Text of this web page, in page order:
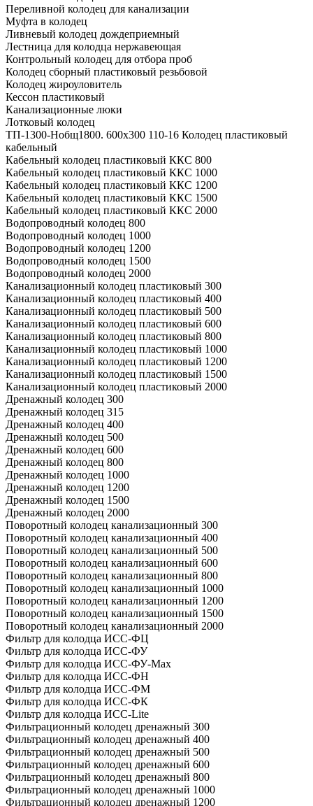
Переливной колодец для канализации
Муфта в колодец
Ливневый колодец дождеприемный
Лестница для колодца нержавеющая
Контрольный колодец для отбора проб
Колодец сборный пластиковый резьбовой
Колодец жироуловитель
Кессон пластиковый
Канализационные люки
Лотковый колодец
ТП-1300-Hобщ1800. 600х300 110-16 Колодец пластиковый
кабельный
Кабельный колодец пластиковый ККС 800
Кабельный колодец пластиковый ККС 1000
Кабельный колодец пластиковый ККС 1200
Кабельный колодец пластиковый ККС 1500
Кабельный колодец пластиковый ККС 2000
Водопроводный колодец 800
Водопроводный колодец 1000
Водопроводный колодец 1200
Водопроводный колодец 1500
Водопроводный колодец 2000
Канализационный колодец пластиковый 300
Канализационный колодец пластиковый 400
Канализационный колодец пластиковый 500
Канализационный колодец пластиковый 600
Канализационный колодец пластиковый 800
Канализационный колодец пластиковый 1000
Канализационный колодец пластиковый 1200
Канализационный колодец пластиковый 1500
Канализационный колодец пластиковый 2000
Дренажный колодец 300
Дренажный колодец 315
Дренажный колодец 400
Дренажный колодец 500
Дренажный колодец 600
Дренажный колодец 800
Дренажный колодец 1000
Дренажный колодец 1200
Дренажный колодец 1500
Дренажный колодец 2000
Поворотный колодец канализационный 300
Поворотный колодец канализационный 400
Поворотный колодец канализационный 500
Поворотный колодец канализационный 600
Поворотный колодец канализационный 800
Поворотный колодец канализационный 1000
Поворотный колодец канализационный 1200
Поворотный колодец канализационный 1500
Поворотный колодец канализационный 2000
Фильтр для колодца ИСС-ФЦ
Фильтр для колодца ИСС-ФУ
Фильтр для колодца ИСС-ФУ-Мах
Фильтр для колодца ИСС-ФН
Фильтр для колодца ИСС-ФМ
Фильтр для колодца ИСС-ФК
Фильтр для колодца ИСС-Lite
Фильтрационный колодец дренажный 300
Фильтрационный колодец дренажный 400
Фильтрационный колодец дренажный 500
Фильтрационный колодец дренажный 600
Фильтрационный колодец дренажный 800
Фильтрационный колодец дренажный 1000
Фильтрационный колодец дренажный 1200